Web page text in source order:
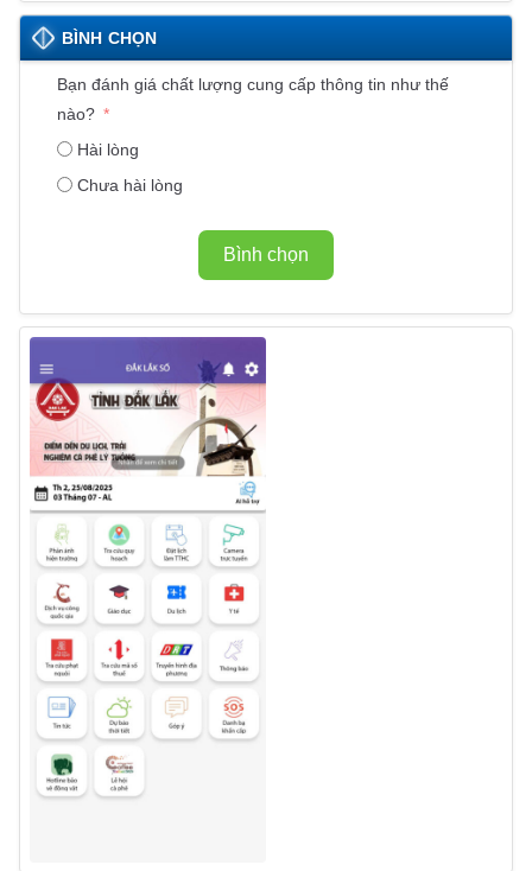
BÌNH CHỌN
Bạn đánh giá chất lượng cung cấp thông tin như thế
nào?
Hài lòng
Chưa hài lòng
Bình chọn